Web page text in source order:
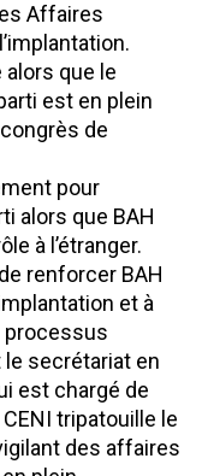
Affaires
alors que le
est en plein
de
pour
alors que BAH
à l’étranger.
renforcer BAH
et à
processus
le secrétariat en
est chargé de
tripatouille le
des affaires